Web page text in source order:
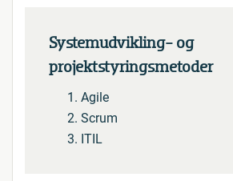
Systemudvikling- og
projektstyringsmetoder
Agile
Scrum
ITIL